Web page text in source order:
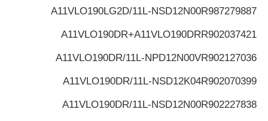
الصمام الهيدروليكي YUKEN
مضخة هيدروليكية Yuken
R987279887
A11VLO190LG2D/11L-NSD12N00
R902037421
A11VLO190DR+A11VLO190DR
R902127036
A11VLO190DR/11L-NPD12N00V
R902070399
A11VLO190DR/11L-NSD12K04
R902227838
A11VLO190DR/11L-NSD12N00